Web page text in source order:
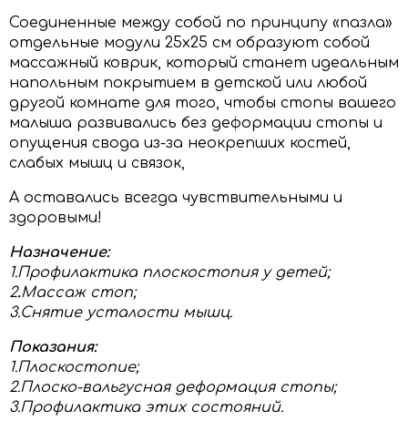
Соединенные между собой по принципу «пазла»
отдельные модули 25х25 см образуют собой
массажный коврик, который станет идеальным
напольным покрытием в детской или любой
другой комнате для того, чтобы стопы вашего
малыша развивались без деформации стопы и
опущения свода из-за неокрепших костей,
слабых мышц и связок,
А оставались всегда чувствительными и
здоровыми!
Назначение:
1.Профилактика плоскостопия у детей;
2.Массаж стоп;
3.Снятие усталости мышц.
Показания:
1.Плоскостопие;
2.Плоско-вальгусная деформация стопы;
3.Профилактика этих состояний.